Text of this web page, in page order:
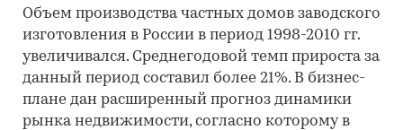
Объем производства частных домов заводского
изготовления в России в период 1998-2010 гг.
увеличивался. Среднегодовой темп прироста за
данный период составил более 21%. В бизнес-
плане дан расширенный прогноз динамики
рынка недвижимости, согласно которому в